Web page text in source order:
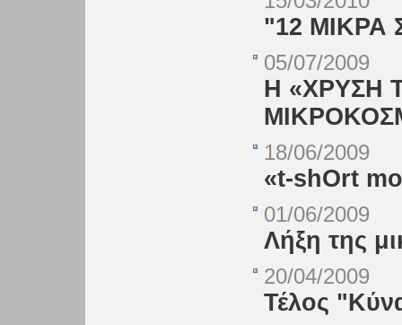
"12 ΜΙΚΡΑ
05/07/2009
Η «ΧΡΥΣΗ
18/06/2009
«t-shOrt
01/06/2009
Λήξη της
20/04/2009
Τέλος